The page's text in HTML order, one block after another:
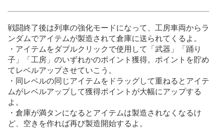
戦闘終了後は列車の強化モードになって、工房車両からラ
ンダムでアイテムが製造されて倉庫に送られてくるよ。
・アイテムをダブルクリックで使用して「武器」「踊り
子」「工房」のいずれかのポイント獲得。ポイントを貯め
てレベルアップさせていこう。
・同レベルの同じアイテムをドラッグして重ねるとアイテ
ムがレベルアップして獲得ポイントが大幅にアップする
よ。
・倉庫が満タンになるとアイテムは製造されなくなるけ
ど、空きを作れば再び製造開始するよ。